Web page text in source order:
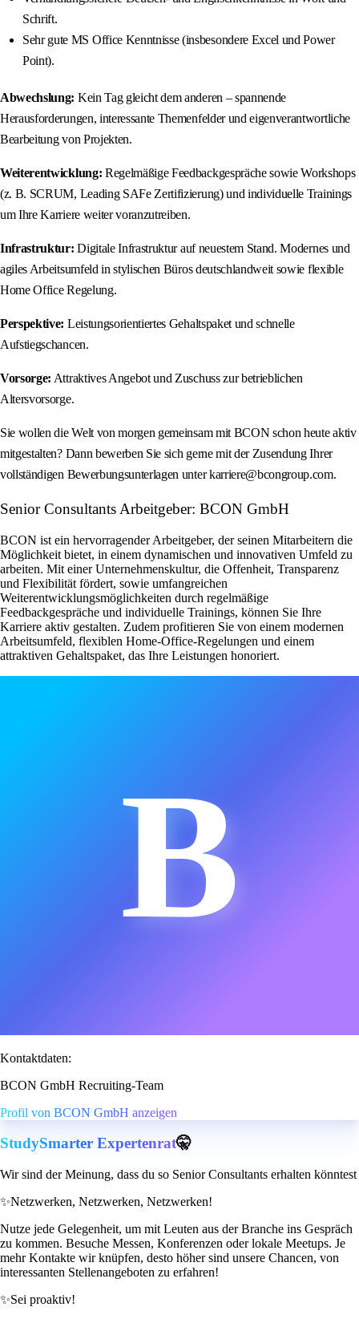
Schrift.
Sehr gute MS Office Kenntnisse (insbesondere Excel und Power
Point).
Abwechslung: Kein Tag gleicht dem anderen – spannende
Herausforderungen, interessante Themenfelder und eigenverantwortliche
Bearbeitung von Projekten.
Weiterentwicklung: Regelmäßige Feedbackgespräche sowie Workshops
(z. B. SCRUM, Leading SAFe Zertifizierung) und individuelle Trainings
um Ihre Karriere weiter voranzutreiben.
Infrastruktur: Digitale Infrastruktur auf neuestem Stand. Modernes und
agiles Arbeitsumfeld in stylischen Büros deutschlandweit sowie flexible
Home Office Regelung.
Perspektive: Leistungsorientiertes Gehaltspaket und schnelle
Aufstiegschancen.
Vorsorge: Attraktives Angebot und Zuschuss zur betrieblichen
Altersvorsorge.
Sie wollen die Welt von morgen gemeinsam mit BCON schon heute aktiv
mitgestalten? Dann bewerben Sie sich gerne mit der Zusendung Ihrer
vollständigen Bewerbungsunterlagen unter karriere@bcongroup.com.
Senior Consultants Arbeitgeber: BCON GmbH
BCON ist ein hervorragender Arbeitgeber, der seinen Mitarbeitern die
Möglichkeit bietet, in einem dynamischen und innovativen Umfeld zu
arbeiten. Mit einer Unternehmenskultur, die Offenheit, Transparenz
und Flexibilität fördert, sowie umfangreichen
Weiterentwicklungsmöglichkeiten durch regelmäßige
Feedbackgespräche und individuelle Trainings, können Sie Ihre
Karriere aktiv gestalten. Zudem profitieren Sie von einem modernen
Arbeitsumfeld, flexiblen Home-Office-Regelungen und einem
attraktiven Gehaltspaket, das Ihre Leistungen honoriert.
B
Kontaktdaten:
BCON GmbH Recruiting-Team
Profil von BCON GmbH anzeigen
StudySmarter Expertenrat🤫
Wir sind der Meinung, dass du so Senior Consultants erhalten könntest
✨Netzwerken, Netzwerken, Netzwerken!
Nutze jede Gelegenheit, um mit Leuten aus der Branche ins Gespräch
zu kommen. Besuche Messen, Konferenzen oder lokale Meetups. Je
mehr Kontakte wir knüpfen, desto höher sind unsere Chancen, von
interessanten Stellenangeboten zu erfahren!
✨Sei proaktiv!